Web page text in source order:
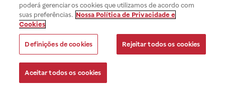
poderá gerenciar os cookies que utilizamos de acordo com
suas preferências. Nossa Política de Privacidade e
Cookies
Definições de cookies Rejeitar todos os cookies
Aceitar todos os cookies